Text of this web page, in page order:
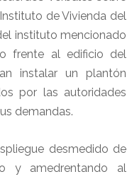
de Vivienda del
instituto mencionado
frente al edificio del
instalar un plantón
por las autoridades
demandas.
desmedido de
y amedrentando al